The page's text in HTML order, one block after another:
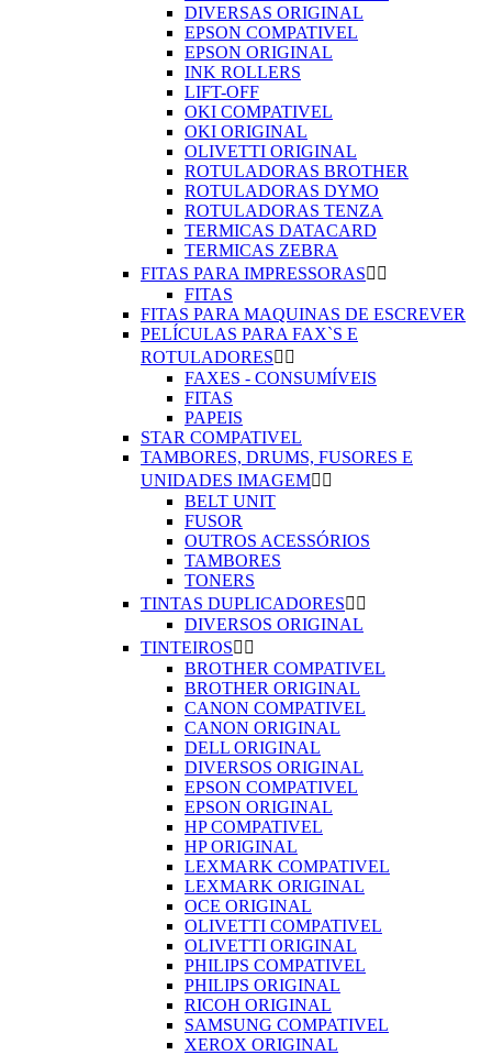
DIVERSAS ORIGINAL
EPSON COMPATIVEL
EPSON ORIGINAL
INK ROLLERS
LIFT-OFF
OKI COMPATIVEL
OKI ORIGINAL
OLIVETTI ORIGINAL
ROTULADORAS BROTHER
ROTULADORAS DYMO
ROTULADORAS TENZA
TERMICAS DATACARD
TERMICAS ZEBRA
FITAS PARA IMPRESSORAS 
FITAS
FITAS PARA MAQUINAS DE ESCREVER
PELÍCULAS PARA FAX`S E
ROTULADORES 
FAXES - CONSUMÍVEIS
FITAS
PAPEIS
STAR COMPATIVEL
TAMBORES, DRUMS, FUSORES E
UNIDADES IMAGEM 
BELT UNIT
FUSOR
OUTROS ACESSÓRIOS
TAMBORES
TONERS
TINTAS DUPLICADORES 
DIVERSOS ORIGINAL
TINTEIROS 
BROTHER COMPATIVEL
BROTHER ORIGINAL
CANON COMPATIVEL
CANON ORIGINAL
DELL ORIGINAL
DIVERSOS ORIGINAL
EPSON COMPATIVEL
EPSON ORIGINAL
HP COMPATIVEL
HP ORIGINAL
LEXMARK COMPATIVEL
LEXMARK ORIGINAL
OCE ORIGINAL
OLIVETTI COMPATIVEL
OLIVETTI ORIGINAL
PHILIPS COMPATIVEL
PHILIPS ORIGINAL
RICOH ORIGINAL
SAMSUNG COMPATIVEL
XEROX ORIGINAL